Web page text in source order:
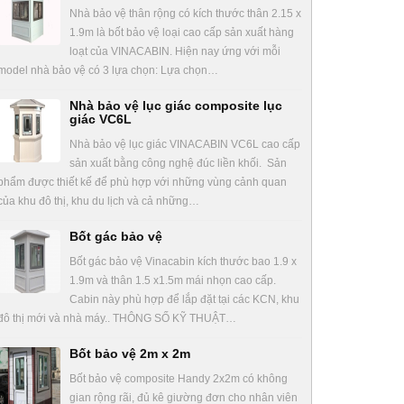
Nhà bảo vệ thân rộng có kích thước thân 2.15 x
1.9m là bốt bảo vệ loại cao cấp sản xuất hàng
loạt của VINACABIN. Hiện nay ứng với mỗi
nhà bảo vệ có 3 lựa chọn: Lựa chọn…
Nhà bảo vệ lục giác composite lục
giác VC6L
Nhà bảo vệ lục giác VINACABIN VC6L cao cấp
sản xuất bằng công nghệ đúc liền khối. Sản
được thiết kế để phù hợp với những vùng cảnh quan
khu đô thị, khu du lịch và cả những…
Bốt gác bảo vệ
Bốt gác bảo vệ Vinacabin kích thước bao 1.9 x
1.9m và thân 1.5 x1.5m mái nhọn cao cấp.
Cabin này phù hợp để lắp đặt tại các KCN, khu
thị mới và nhà máy.. THÔNG SỐ KỸ THUẬT…
Bốt bảo vệ 2m x 2m
Bốt bảo vệ composite Handy 2x2m có không
gian rộng rãi, đủ kê giường đơn cho nhân viên